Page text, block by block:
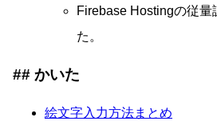
Firebase Hostingの従量
た。
かいた
絵文字入力方法まとめ